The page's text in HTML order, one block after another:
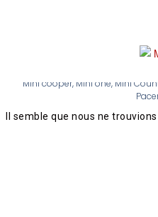
Nos
Mini cooper, Mini one, Mini
Il semble que nous ne